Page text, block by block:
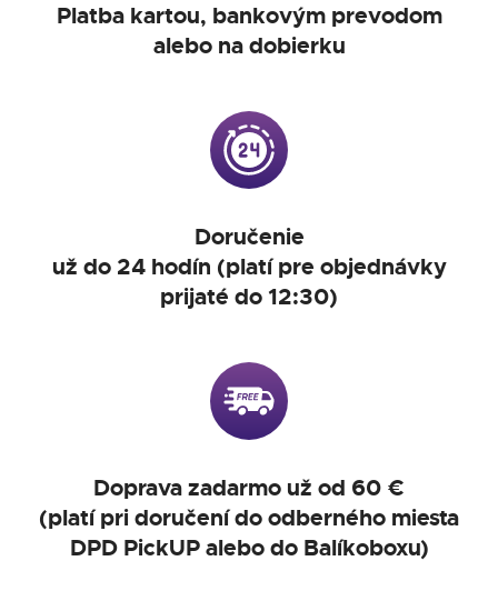
Platba kartou, bankovým prevodom
alebo na dobierku
Doručenie
už do 24 hodín (platí pre objednávky
prijaté do 12:30)
Doprava zadarmo už od 60 €
(platí pri doručení do odberného miesta
DPD PickUP alebo do Balíkoboxu)